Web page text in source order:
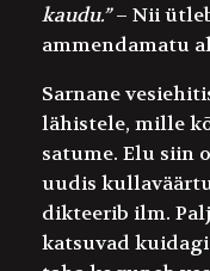
kaudu.”– Nii
ammendamatu
Sarnane
lähistele, mille
satume. Elu siin
uudis
dikteerib ilm.
katsuvad kuidagi